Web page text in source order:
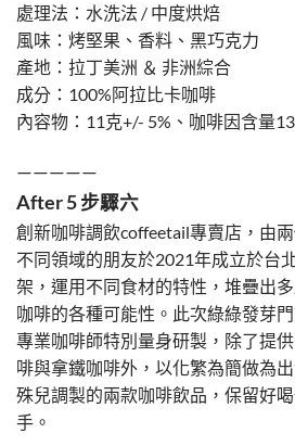
處理法：水洗法 / 中度烘焙
風味：烤堅果、香料、黑巧克力
產地：拉丁美洲 ＆ 非洲綜合
成分：100%阿拉比卡咖啡
內容物：11克+/- 5%、咖啡因含量
—————
After 5 步驟六
創新咖啡調飲coffeetail專賣店，由
不同領域的朋友於2021年成立於台
架，運用不同食材的特性，堆疊出
咖啡的各種可能性。此次綠綠發芽
專業咖啡師特別量身研製，除了提
啡與拿鐵咖啡外，以化繁為簡做為
殊兒調製的兩款咖啡飲品，保留好
手。